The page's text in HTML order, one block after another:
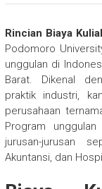
Rincian Biaya
Podomoro
unggulan di
Barat. Dikenal
praktik industri,
perusahaan
Program
jurusan-jurusan
Akuntansi, dan